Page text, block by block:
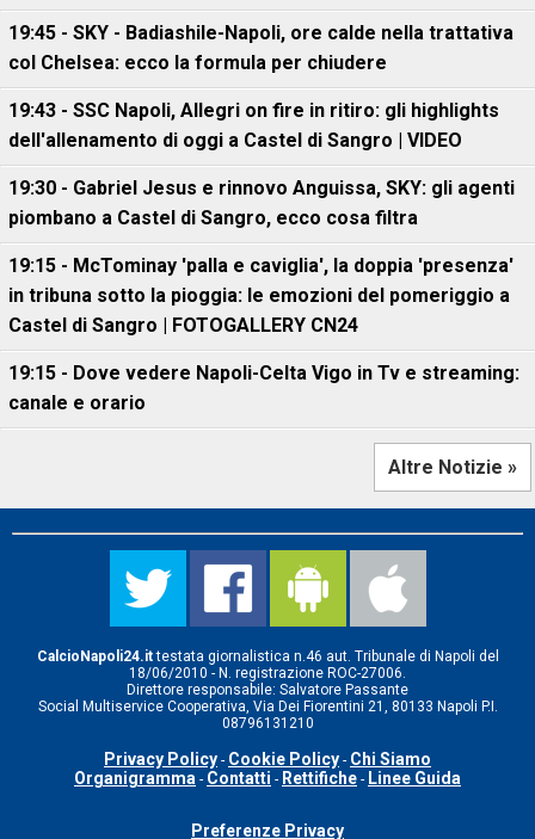
19:45 - SKY - Badiashile-Napoli, ore calde nella trattativa
col Chelsea: ecco la formula per chiudere
19:43 - SSC Napoli, Allegri on fire in ritiro: gli highlights
dell'allenamento di oggi a Castel di Sangro | VIDEO
19:30 - Gabriel Jesus e rinnovo Anguissa, SKY: gli agenti
piombano a Castel di Sangro, ecco cosa filtra
19:15 - McTominay 'palla e caviglia', la doppia 'presenza'
in tribuna sotto la pioggia: le emozioni del pomeriggio a
Castel di Sangro | FOTOGALLERY CN24
19:15 - Dove vedere Napoli-Celta Vigo in Tv e streaming:
canale e orario
Altre Notizie »
CalcioNapoli24.ittestata giornalistica n.46 aut. Tribunale di Napoli del
18/06/2010 - N. registrazione ROC-27006.
Direttore responsabile: Salvatore Passante
Social Multiservice Cooperativa, Via Dei Fiorentini 21, 80133 Napoli P.I.
08796131210
Privacy Policy - Cookie Policy - Chi Siamo
Organigramma - Contatti - Rettifiche - Linee Guida
Preferenze Privacy